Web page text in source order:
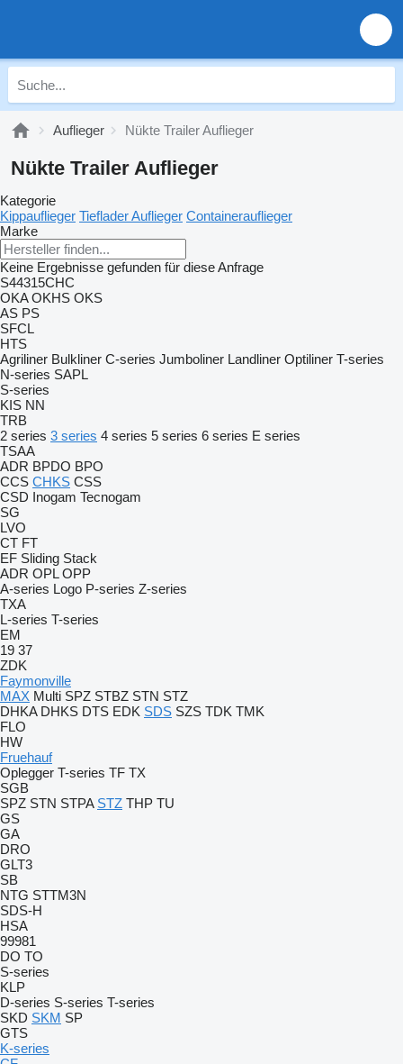
Auflieger Nükte Trailer Auflieger
Nükte Trailer Auflieger
Kategorie
Kippauflieger Tieflader Auflieger Containerauflieger
Marke
Keine Ergebnisse gefunden für diese Anfrage
S44315CHC
OKA OKHS OKS
AS PS
SFCL
HTS
Agriliner Bulkliner C-series Jumboliner Landliner Optiliner T-series
N-series SAPL
S-series
KIS NN
TRB
2 series 3 series 4 series 5 series 6 series E series
TSAA
ADR BPDO BPO
CCS CHKS CSS
CSD Inogam Tecnogam
SG
LVO
CT FT
EF Sliding Stack
ADR OPL OPP
A-series Logo P-series Z-series
TXA
L-series T-series
EM
19 37
ZDK
Faymonville
MAX Multi SPZ STBZ STN STZ
DHKA DHKS DTS EDK SDS SZS TDK TMK
FLO
HW
Fruehauf
Oplegger T-series TF TX
SGB
SPZ STN STPA STZ THP TU
GS
GA
DRO
GLT3
SB
NTG STTM3N
SDS-H
HSA
99981
DO TO
S-series
KLP
D-series S-series T-series
SKD SKM SP
GTS
K-series